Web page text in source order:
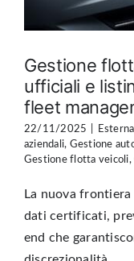
Gestione
ufficiali e
fleet
22/11/2025
aziendali, Gestione
Gestione flotta veicoli,
La nuova frontiera
dati certificati,
end che